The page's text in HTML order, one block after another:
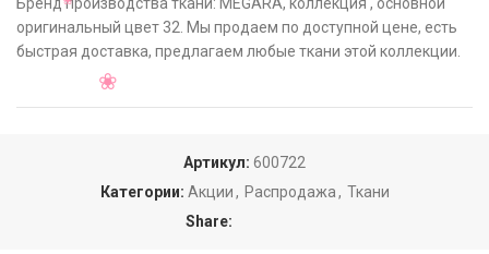
оригинальный цвет 32. Мы продаем по доступной цене, есть
быстрая доставка, предлагаем любые ткани этой коллекции.
Артикул: 600722
Категории: Акции, Распродажа, Ткани
Share: